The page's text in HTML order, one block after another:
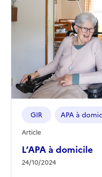
L’APA à domicile
24/10/2024
GIR APA à
Article